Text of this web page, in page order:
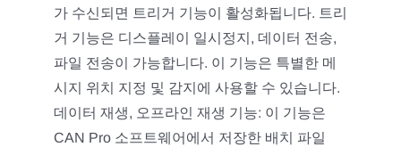
가 수신되면 트리거 기능이 활성화됩니다. 트리
거 기능은 디스플레이 일시정지, 데이터 전송,
파일 전송이 가능합니다. 이 기능은 특별한 메
시지 위치 지정 및 감지에 사용할 수 있습니다.
데이터 재생, 오프라인 재생 기능: 이 기능은
CAN Pro 소프트웨어에서 저장한 배치 파일